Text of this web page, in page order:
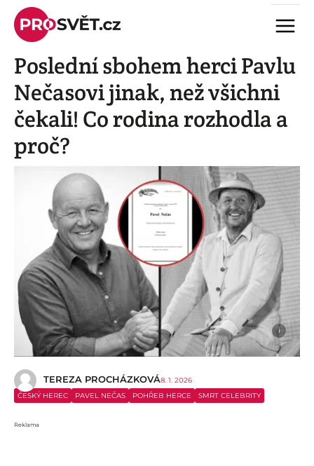
Skip
content
Menu
Poslední sbohem herci Pavlu
Nečasovi jinak, než všichni
čekali! Co rodina rozhodla a
proč?
i
TEREZA PROCHÁZKOVÁ8. 1. 2026
ČESKÝ HEREC
PAVEL NEČAS POHŘEB HERCE SMRT CELEBRITY
Reklama